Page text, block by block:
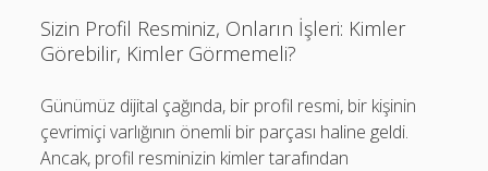
Sizin Profil Resminiz, Onların İşleri: Kimler
Görebilir, Kimler Görmemeli?
Günümüz dijital çağında, bir profil resmi, bir kişinin
çevrimiçi varlığının önemli bir parçası haline geldi.
Ancak, profil resminizin kimler tarafından